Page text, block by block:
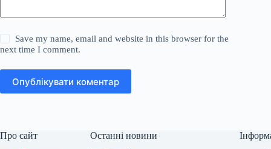
Save my name, email and website in this browser for the
next time I comment.
Опублікувати коментар
Про сайт Останні новини